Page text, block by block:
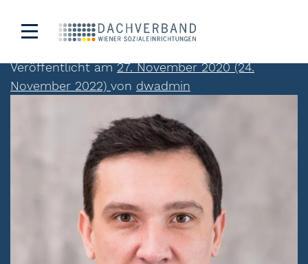
Andreas Perchthaler
Veröffentlicht am27. November 2020(24.
November 2022) von dwadmin